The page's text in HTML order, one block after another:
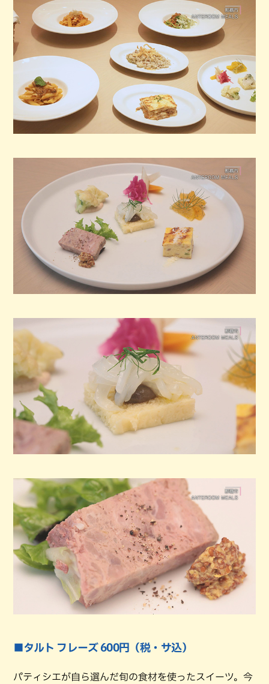
■タルト フレーズ 600円（税・サ込）
パティシエが自ら選んだ旬の食材を使ったスイーツ。今